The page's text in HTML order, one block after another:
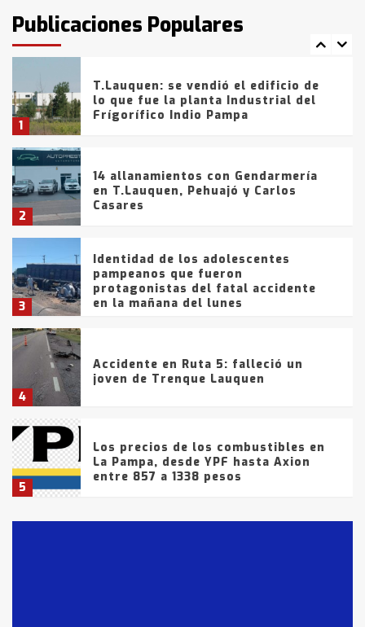
Publicaciones Populares
fueron detenidos por
comercialización de drogas en la
tarde del sábado
1
T.Lauquen: se vendió el edificio de
lo que fue la planta Industrial del
Frígorífico Indio Pampa
2
14 allanamientos con Gendarmería
en T.Lauquen, Pehuajó y Carlos
Casares
3
Identidad de los adolescentes
pampeanos que fueron
protagonistas del fatal accidente
en la mañana del lunes
4
Accidente en Ruta 5: falleció un
joven de Trenque Lauquen
5
Los precios de los combustibles en
La Pampa, desde YPF hasta Axion
entre 857 a 1338 pesos